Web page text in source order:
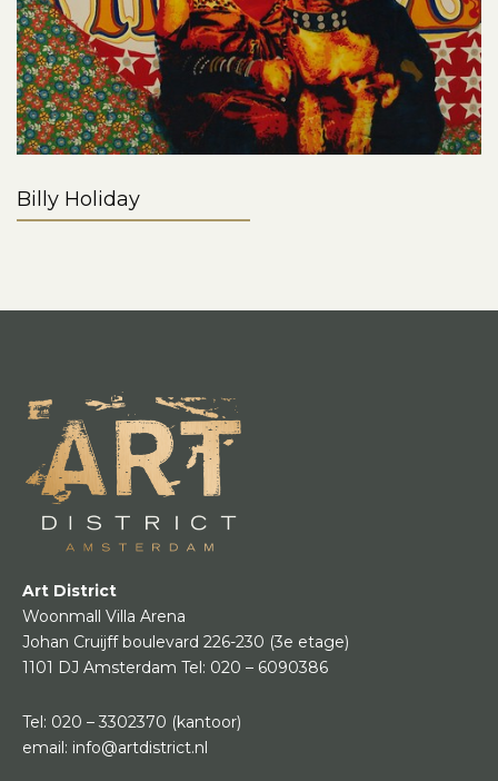
Billy Holiday
Art District
Woonmall Villa Arena
Johan Cruijff boulevard 226-230 (3e etage)
1101 DJ Amsterdam Tel: 020 – 6090386
Tel: 020 – 3302370 (kantoor)
email: info@artdistrict.nl